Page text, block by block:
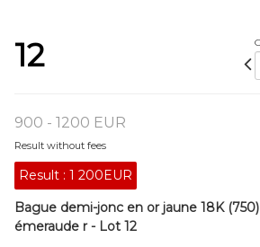
12
900 - 1200 EUR
Result without fees
Result : 1 200EUR
Bague demi-jonc en or jaune 18K
émeraude r - Lot 12